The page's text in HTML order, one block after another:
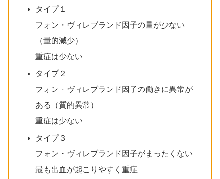
タイプ１
フォン・ヴィレブランド因子の量が少ない
（量的減少）
重症は少ない
タイプ２
フォン・ヴィレブランド因子の働きに異常が
ある（質的異常）
重症は少ない
タイプ３
フォン・ヴィレブランド因子がまったくない
最も出血が起こりやすく重症